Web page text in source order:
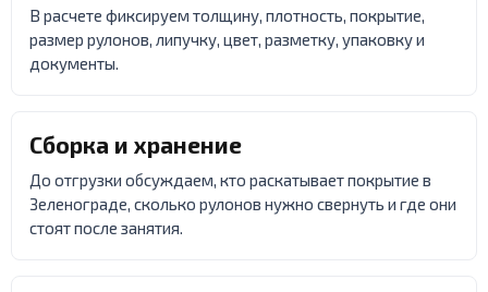
В расчете фиксируем толщину, плотность, покрытие,
размер рулонов, липучку, цвет, разметку, упаковку и
документы.
Сборка и хранение
До отгрузки обсуждаем, кто раскатывает покрытие в
Зеленограде, сколько рулонов нужно свернуть и где они
стоят после занятия.